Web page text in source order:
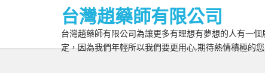
台灣趙藥師有限公司
台灣趙藥師有限公司為讓更多有理想有夢想的人有一
定，因為我們年輕所以我們要更用心,期待熱情積極的